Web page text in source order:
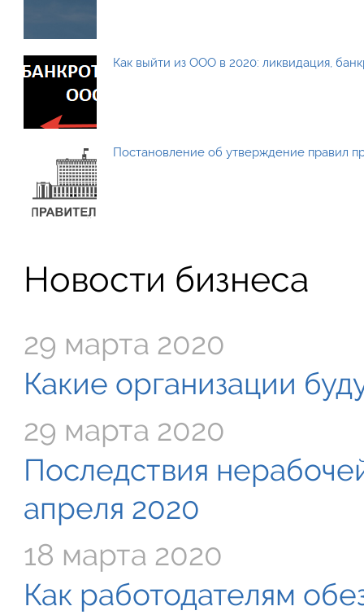
Как выйти из ООО в 2020: ликвидация,
Постановление об утверждение правил
Новости бизнеса
29 марта 2020
Какие организации
29 марта 2020
Последствия
апреля 2020
18 марта 2020
Как работодателям